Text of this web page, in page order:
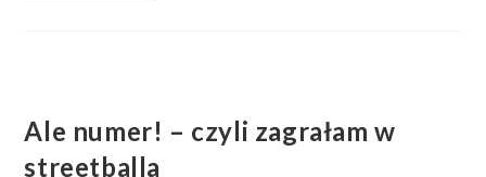
Ale numer! – czyli zagrałam w
streetballa